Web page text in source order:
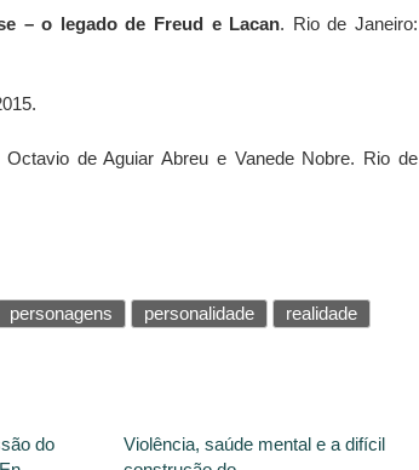
– o legado de Freud e Lacan. Rio de Janeiro:
de Aguiar Abreu e Vanede Nobre. Rio de
personagens personalidade realidade
do
Violência, saúde mental e a difícil